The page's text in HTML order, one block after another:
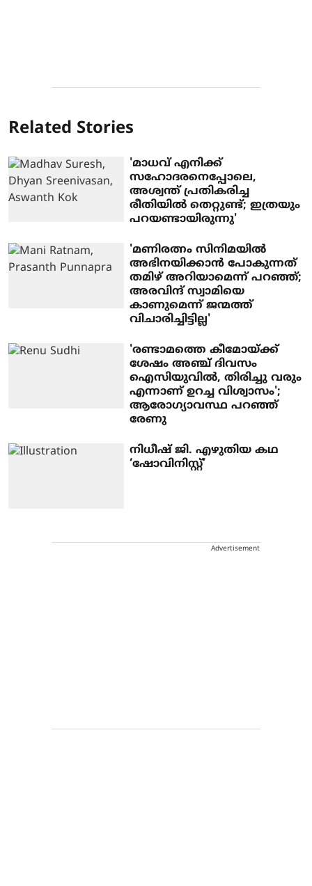
Related Stories
'മാധവ് എനിക്ക്
സഹോദരനെപ്പോലെ,
അശ്വന്ത് പ്രതികരിച്ച
രീതിയിൽ തെറ്റുണ്ട്; ഇത്രയും
പറയണ്ടായിരുന്നു'
'മണിരത്നം സിനിമയിൽ
അഭിനയിക്കാൻ പോകുന്നത്
തമിഴ് അറിയാമെന്ന് പറഞ്ഞ്;
അരവിന്ദ് സ്വാമിയെ
കാണുമെന്ന് ജന്മത്ത്
വിചാരിച്ചിട്ടില്ല'
'രണ്ടാമത്തെ കീമോയ്ക്ക്
ശേഷം അഞ്ച് ദിവസം
ഐസിയുവിൽ, തിരിച്ചു വരും
എന്നാണ് ഉറച്ച വിശ്വാസം';
ആരോ​ഗ്യാവസ്ഥ പറഞ്ഞ്
രേണു
നിധീഷ് ജി. എഴുതിയ കഥ
‘ഷോവിനിസ്റ്റ്’
Advertisement